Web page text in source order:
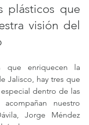
plásticos que
visión del
que enriquecen la
Jalisco, hay tres que
dentro de las
nuestro
Jorge Méndez